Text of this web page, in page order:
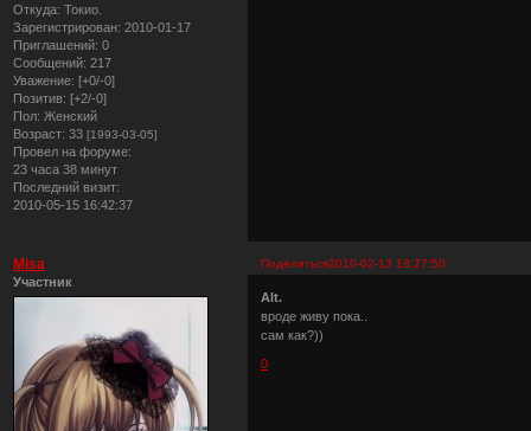
Откуда: Токио.
Зарегистрирован: 2010-01-17
Приглашений: 0
Сообщений: 217
Уважение: [+0/-0]
Позитив: [+2/-0]
Пол: Женский
Возраст: 33 [1993-03-05]
Провел на форуме:
23 часа 38 минут
Последний визит:
2010-05-15 16:42:37
Поделиться2010-02-13 18:27:50
Misa
Участник
Alt.
вроде живу пока..
сам как?))
0